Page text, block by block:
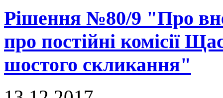
Рішення №80/9 "Про
про постійні комісії
шостого скликання"